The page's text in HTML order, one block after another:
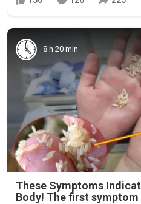
8 h 20 min
These Symptoms
Body! The first symptom